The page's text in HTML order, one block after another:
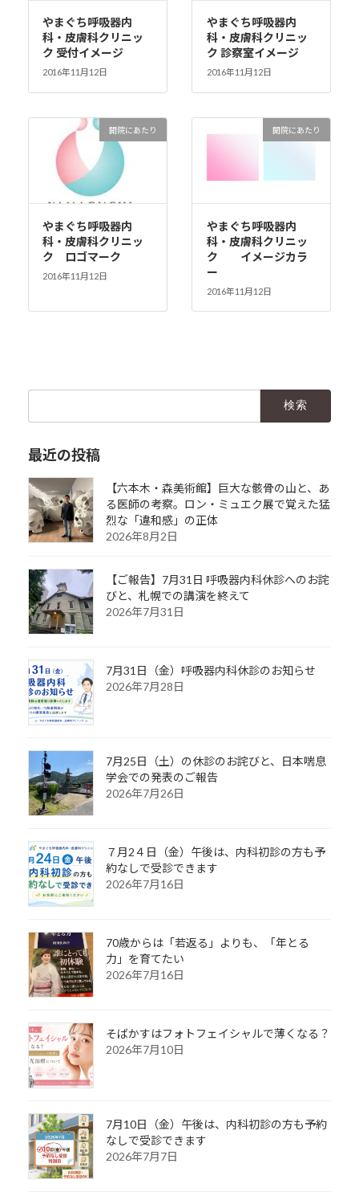
やまぐち呼吸器内
科・皮膚科クリニッ
ク 受付イメージ
2016年11月12日
やまぐち呼吸器内
科・皮膚科クリニッ
ク 診察室イメージ
2016年11月12日
開院にあたり
やまぐち呼吸器内
科・皮膚科クリニッ
ク ロゴマーク
2016年11月12日
開院にあたり
やまぐち呼吸器内
科・皮膚科クリニッ
ク イメージカラ
ー
2016年11月12日
最近の投稿
【六本木・森美術館】巨大な骸骨の山と、あ
る医師の考察。ロン・ミュエク展で覚えた猛
烈な「違和感」の正体
2026年8月2日
【ご報告】7月31日 呼吸器内科休診へのお詫
びと、札幌での講演を終えて
2026年7月31日
7月31日（金）呼吸器内科休診のお知らせ
2026年7月28日
7月25日（土）の休診のお詫びと、日本喘息
学会での発表のご報告
2026年7月26日
７月2４日（金）午後は、内科初診の方も予
約なしで受診できます
2026年7月16日
70歳からは「若返る」よりも、「年とる
力」を育てたい
2026年7月16日
そばかすはフォトフェイシャルで薄くなる？
2026年7月10日
7月10日（金）午後は、内科初診の方も予約
なしで受診できます
2026年7月7日